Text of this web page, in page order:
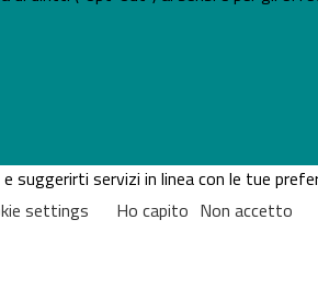
servizi in linea con le tue
settings Ho capito Non accetto